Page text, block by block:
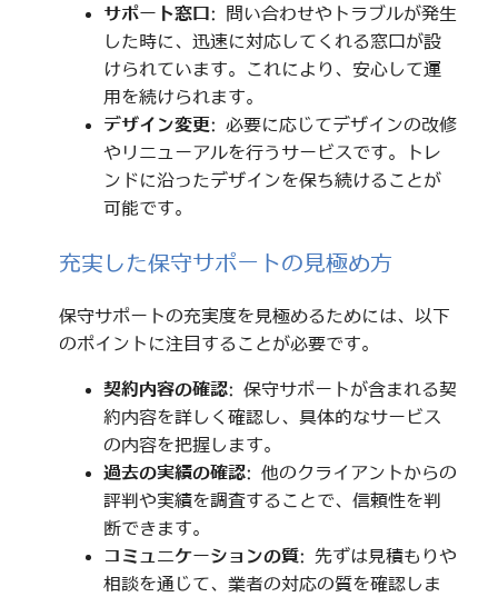
サポート窓口 : 問い合わせやトラブルが発生
した時に、迅速に対応してくれる窓口が設
けられています。これにより、安心して運
用を続けられます。
デザイン変更: 必要に応じてデザインの改修
やリニューアルを行うサービスです。トレ
ンドに沿ったデザインを保ち続けることが
可能です。
充実した保守サポートの見極め方
保守サポートの充実度を見極めるためには、以下
のポイントに注目することが必要です。
契約内容の確認: 保守サポートが含まれる契
約内容を詳しく確認し、具体的なサービス
の内容を把握します。
過去の実績の確認: 他のクライアントからの
評判や実績を調査することで、信頼性を判
断できます。
コミュニケーションの質: 先ずは見積もりや
相談を通じて、業者の対応の質を確認しま